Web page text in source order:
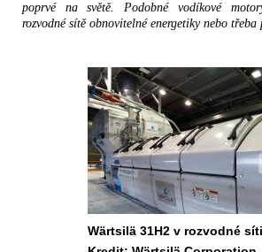
poprvé na světě. Podobné vodíkové
rozvodné sítě obnovitelné energetiky nebo třeba
Wärtsilä 31H2 v rozvodné